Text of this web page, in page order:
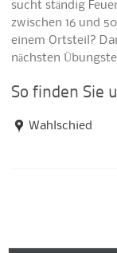
sucht ständig
zwischen 16 und
einem Ortsteil?
nächsten
So finden Sie
Wahlschied